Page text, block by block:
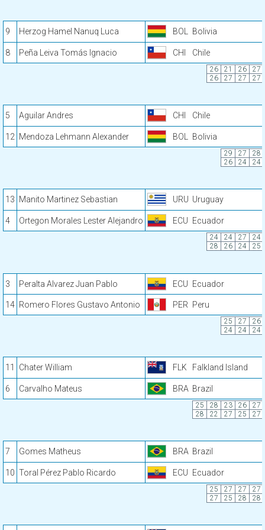
9 Herzog Hamel Nanuq Luca BOL Bolivia
8 Peña Leiva Tomás Ignacio CHI Chile
26 21 26
27
26
27 27 27
5 Aguilar Andres CHI Chile
12 Mendoza Lehmann Alexander BOL Bolivia
29 27
28
26
24 24
13 Manito Martinez Sebastian URU Uruguay
4 Ortegon Morales Lester Alejandro ECU Ecuador
24 24 27
24
28
26 24 25
3 Peralta Alvarez Juan Pablo ECU Ecuador
14 Romero Flores Gustavo Antonio PER Peru
25 27
26
24
24 24
11 Chater William FLK Falkland Island
6 Carvalho Mateus BRA Brazil
25 28 23 26
27
28
22 27 25 27
7 Gomes Matheus BRA Brazil
10 Toral Pérez Pablo Ricardo ECU Ecuador
25 27 27
27
27
25 28 28